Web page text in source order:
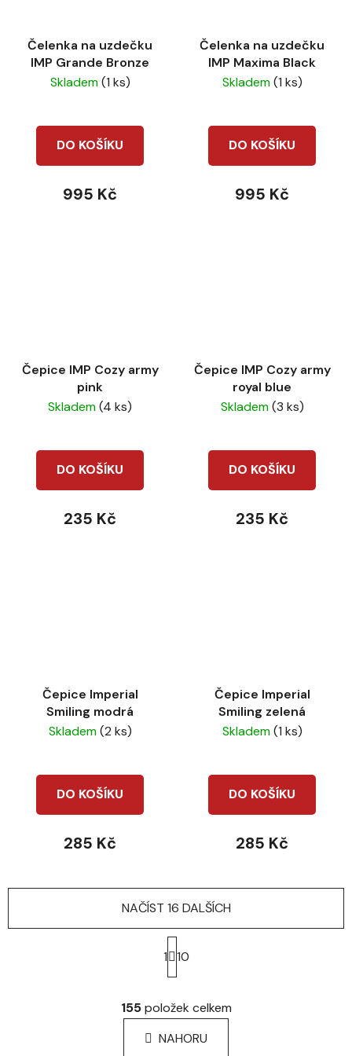
Čelenka na uzdečku
IMP Grande Bronze
Skladem(1 ks)
DO KOŠÍKU
995 Kč
Čelenka na uzdečku
IMP Maxima Black
Skladem(1 ks)
DO KOŠÍKU
995 Kč
Čepice IMP Cozy army
pink
Skladem(4 ks)
DO KOŠÍKU
235 Kč
Čepice IMP Cozy army
royal blue
Skladem(3 ks)
DO KOŠÍKU
235 Kč
Čepice Imperial
Smiling modrá
Skladem(2 ks)
DO KOŠÍKU
285 Kč
Čepice Imperial
Smiling zelená
Skladem(1 ks)
DO KOŠÍKU
285 Kč
O
v
l
á
NAČÍST 16 DALŠÍCH
S
t
r
á
k
o
v
1 10
155položek celkem
NAHORU